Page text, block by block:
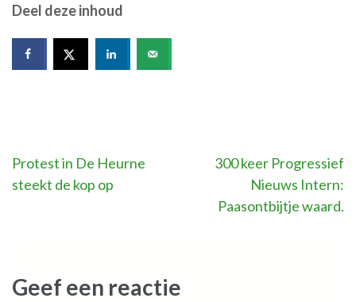
Deel deze inhoud
Bericht
navigatie
Protest in De Heurne
steekt de kop op
300 keer Progressief
Nieuws Intern:
Paasontbijtje waard.
Geef een reactie